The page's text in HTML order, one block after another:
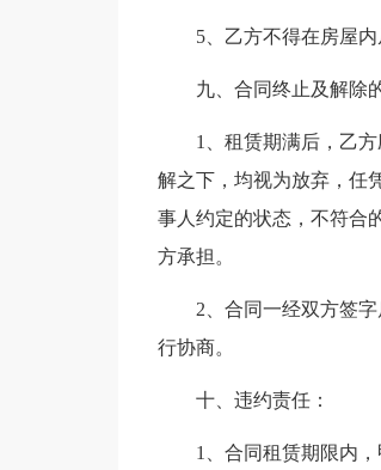
5、乙方不得在房屋
九、合同终止及解除
1、租赁期满后，乙
解之下，均视为放弃，任
事人约定的状态，不符合
方承担。
2、合同一经双方签
行协商。
十、违约责任：
1、合同租赁期限内